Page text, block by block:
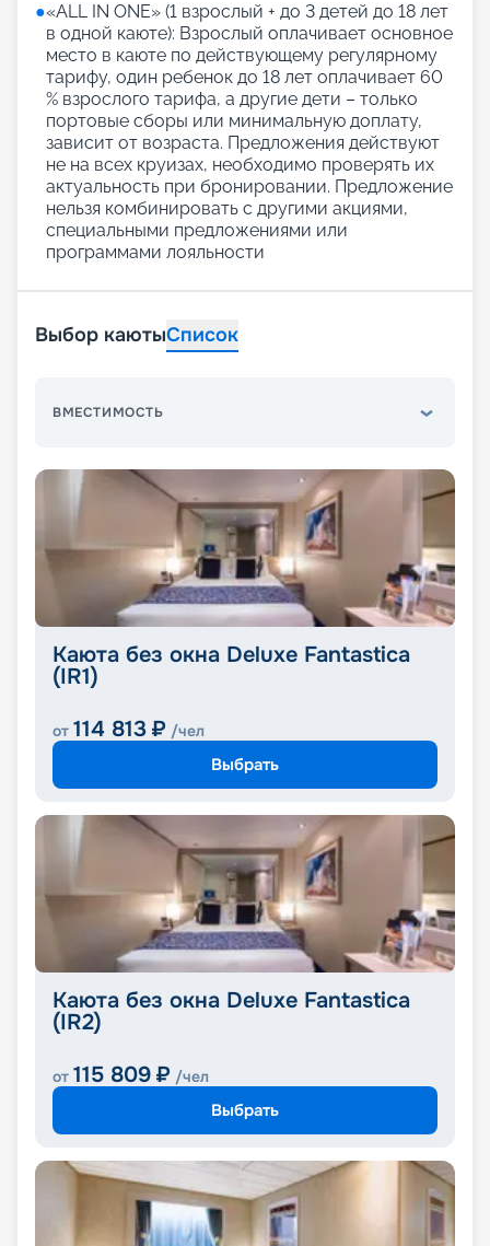
●«АLL IN ONE» (1 взрослый + до 3 детей до 18 лет
в одной каюте): Взрослый оплачивает основное
место в каюте по действующему регулярному
тарифу, один ребенок до 18 лет оплачивает 60
% взрослого тарифа, а другие дети – только
портовые сборы или минимальную доплату,
зависит от возраста. Предложения действуют
не на всех круизах, необходимо проверять их
актуальность при бронировании. Предложение
нельзя комбинировать с другими акциями,
специальными предложениями или
программами лояльности
Выбор каютыСписок
ВМЕСТИМОСТЬ
Каюта без окна Deluxe Fantastica
(IR1)
от 114 813 ₽ /чел
Выбрать
Каюта без окна Deluxe Fantastica
(IR2)
от 115 809 ₽ /чел
Выбрать